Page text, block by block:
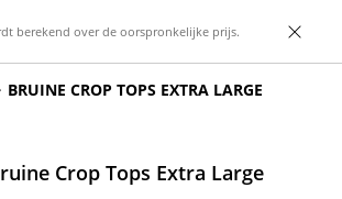
berekend over de oorspronkelijke prijs.
BRUINE CROP TOPS EXTRA LARGE
Crop Tops Extra Large